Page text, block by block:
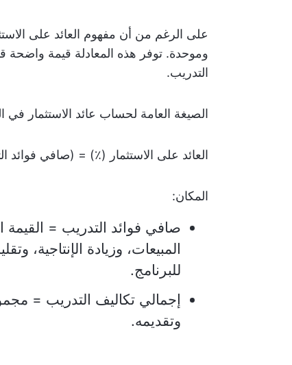
على الرغم من أن مفهوم العائد على
وموحدة. توفر هذه المعادلة قيمة واضحة
التدريب.
الصيغة العامة لحساب عائد الاستثمار في
العائد على الاستثمار (٪) = (صافي فوائد
المكان:
صافي فوائد التدريب = القيمة
المبيعات، وزيادة الإنتاجية،
للبرنامج.
إجمالي تكاليف التدريب =
وتقديمه.